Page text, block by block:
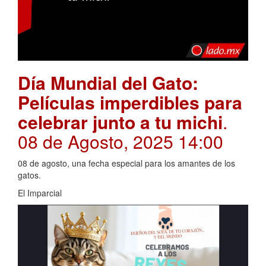
Día Mundial del Gato:
Películas imperdibles para
celebrar junto a tu michi.
08 de Agosto, 2025 14:00
08 de agosto, una fecha especial para los amantes de los
gatos.
El Imparcial